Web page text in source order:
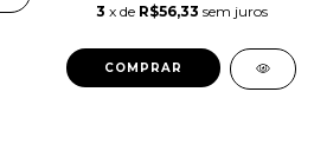
3 x de R$56,33 sem juros
COMPRAR